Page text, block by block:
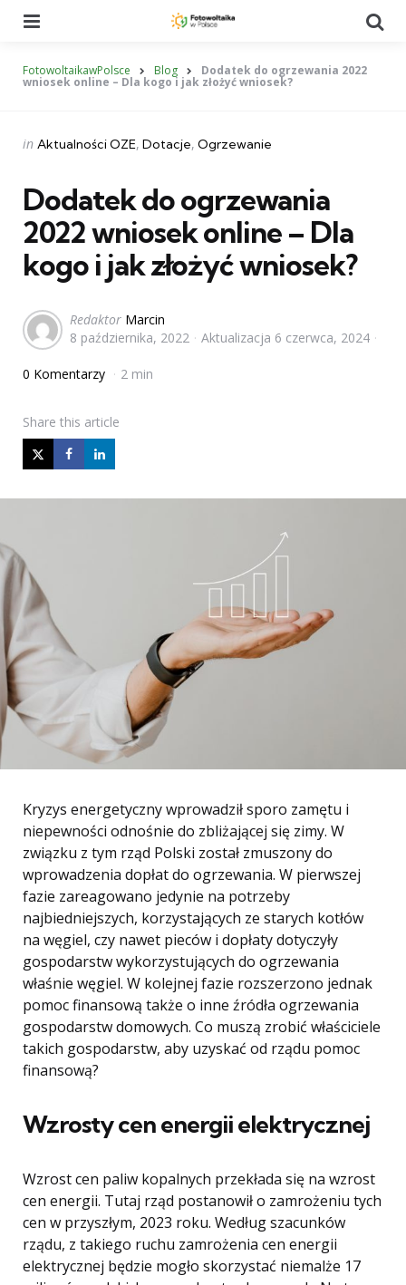
FotowoltaikawPolsce Blog Dodatek do ogrzewania 2022
wniosek online – Dla kogo i jak złożyć wniosek?
Categories
Posted
in Aktualności OZE Dotacje Ogrzewanie
Dodatek do ogrzewania
2022 wniosek online – Dla
kogo i jak złożyć wniosek?
Posted
by
Redaktor Marcin
8 października, 2022
Aktualizacja 6 czerwca, 2024
0 Komentarzy 2 min
Share this article
Kryzys energetyczny wprowadził sporo zamętu i
niepewności odnośnie do zbliżającej się zimy. W
związku z tym rząd Polski został zmuszony do
wprowadzenia dopłat do ogrzewania. W pierwszej
fazie zareagowano jedynie na potrzeby
najbiedniejszych, korzystających ze starych kotłów
na węgiel, czy nawet pieców i dopłaty dotyczyły
gospodarstw wykorzystujących do ogrzewania
właśnie węgiel. W kolejnej fazie rozszerzono jednak
pomoc finansową także o inne źródła ogrzewania
gospodarstw domowych. Co muszą zrobić właściciele
takich gospodarstw, aby uzyskać od rządu pomoc
finansową?
Wzrosty cen energii elektrycznej
Wzrost cen paliw kopalnych przekłada się na wzrost
cen energii. Tutaj rząd postanowił o zamrożeniu tych
cen w przyszłym, 2023 roku. Według szacunków
rządu, z takiego ruchu zamrożenia cen energii
elektrycznej będzie mogło skorzystać niemalże 17